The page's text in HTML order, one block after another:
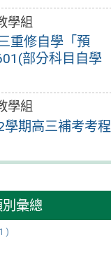
學組
重修自學「預
部分科目自學
學組
期高三補考考程
彙總
)